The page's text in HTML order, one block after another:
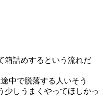
箱詰めするという流れだ
中で脱落する人いそう
少しうまくやってほしかっ